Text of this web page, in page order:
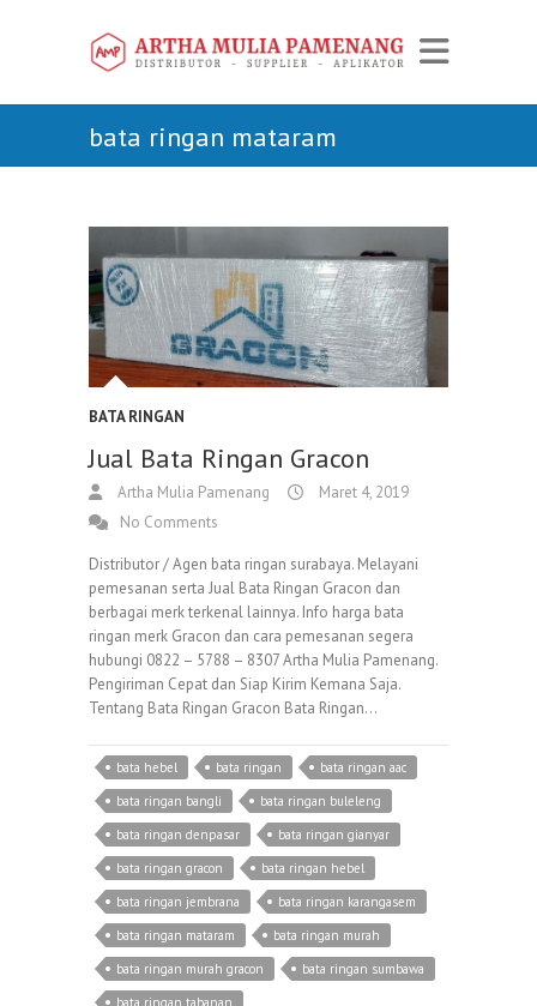
bata ringan mataram
BATA RINGAN
Jual Bata Ringan Gracon
Artha Mulia Pamenang
Maret 4, 2019
No Comments
Distributor / Agen bata ringan surabaya. Melayani
pemesanan serta Jual Bata Ringan Gracon dan
berbagai merk terkenal lainnya. Info harga bata
ringan merk Gracon dan cara pemesanan segera
hubungi 0822 – 5788 – 8307 Artha Mulia Pamenang.
Pengiriman Cepat dan Siap Kirim Kemana Saja.
Tentang Bata Ringan Gracon Bata Ringan…
bata hebel bata ringan
bata ringan aac
bata ringan bangli
bata ringan buleleng
bata ringan denpasar
bata ringan gianyar
bata ringan gracon
bata ringan hebel
bata ringan jembrana
bata ringan karangasem
bata ringan mataram
bata ringan murah
bata ringan murah gracon
bata ringan sumbawa
bata ringan tabanan